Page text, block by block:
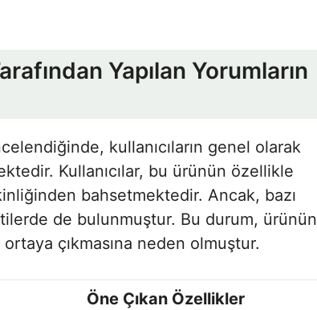
Yapılan Yorumların
kullanıcıların genel olarak
Kullanıcılar, bu ürünün özellikle
bahsetmektedir. Ancak, bazı
de bulunmuştur. Bu durum, ürünün
çıkmasına neden olmuştur.
Öne Çıkan Özellikler